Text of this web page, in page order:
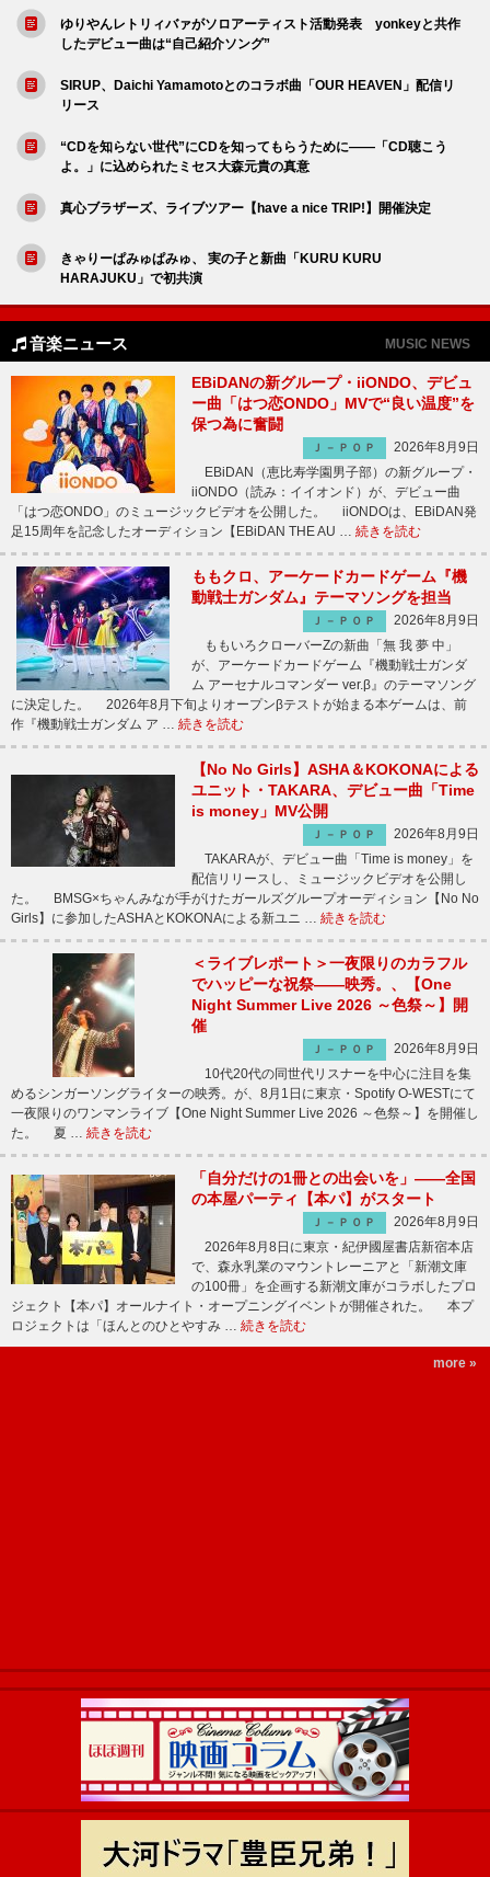
ゆりやんレトリィバァがソロアーティスト活動発表 yonkeyと共作
したデビュー曲は“自己紹介ソング”
SIRUP、Daichi Yamamotoとのコラボ曲「OUR HEAVEN」配信リ
リース
“CDを知らない世代”にCDを知ってもらうために――「CD聴こう
よ。」に込められたミセス大森元貴の真意
真心ブラザーズ、ライブツアー【have a nice TRIP!】開催決定
きゃりーぱみゅぱみゅ、 実の子と新曲「KURU KURU
HARAJUKU」で初共演
音楽ニュース MUSIC NEWS
EBiDANの新グループ・iiONDO、デビュ
ー曲「はつ恋ONDO」MVで“良い温度”を
保つ為に奮闘
Ｊ－ＰＯＰ
2026年8月9日
EBiDAN（恵比寿学園男子部）の新グループ・
iiONDO（読み：イイオンド）が、デビュー曲
「はつ恋ONDO」のミュージックビデオを公開した。 iiONDOは、EBiDAN発
足15周年を記念したオーディション【EBiDAN THE AU … 続きを読む
ももクロ、アーケードカードゲーム『機
動戦士ガンダム』テーマソングを担当
Ｊ－ＰＯＰ
2026年8月9日
ももいろクローバーZの新曲「無 我 夢 中」
が、アーケードカードゲーム『機動戦士ガンダ
ム アーセナルコマンダー ver.β』のテーマソング
に決定した。 2026年8月下旬よりオープンβテストが始まる本ゲームは、前
作『機動戦士ガンダム ア … 続きを読む
【No No Girls】ASHA＆KOKONAによる
ユニット・TAKARA、デビュー曲「Time
is money」MV公開
Ｊ－ＰＯＰ
2026年8月9日
TAKARAが、デビュー曲「Time is money」を
配信リリースし、ミュージックビデオを公開し
た。 BMSG×ちゃんみなが手がけたガールズグループオーディション【No No
Girls】に参加したASHAとKOKONAによる新ユニ … 続きを読む
＜ライブレポート＞一夜限りのカラフル
でハッピーな祝祭――映秀。、【One
Night Summer Live 2026 ～色祭～】開
催
Ｊ－ＰＯＰ
2026年8月9日
10代20代の同世代リスナーを中心に注目を集
めるシンガーソングライターの映秀。が、8月1日に東京・Spotify O-WESTにて
一夜限りのワンマンライブ【One Night Summer Live 2026 ～色祭～】を開催し
た。 夏 … 続きを読む
「自分だけの1冊との出会いを」――全国
の本屋パーティ【本パ】がスタート
Ｊ－ＰＯＰ
2026年8月9日
2026年8月8日に東京・紀伊國屋書店新宿本店
で、森永乳業のマウントレーニアと「新潮文庫
の100冊」を企画する新潮文庫がコラボしたプロ
ジェクト【本パ】オールナイト・オープニングイベントが開催された。 本プ
ロジェクトは「ほんとのひとやすみ … 続きを読む
more »